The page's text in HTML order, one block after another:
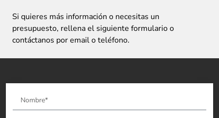
Si quieres más información o necesitas un
presupuesto, rellena el siguiente formulario o
contáctanos por email o teléfono.